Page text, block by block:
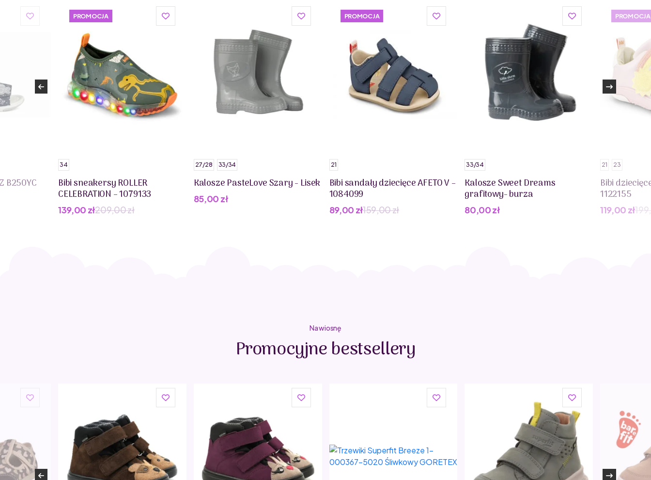
B250YC
PROMOCJA
34
Bibi sneakersy ROLLER
CELEBRATION – 1079133
209,00zł
Pierwotna
139,00 zł
Aktualna
27/28 33/34
Kalosze PasteLove Szary - Lisek
85,00 zł
PROMOCJA
21
Bibi sandały dziecięce AFETO V –
1084099
159,00zł
Pierwotna
89,00 zł
Aktualna
33/34
Kalosze Sweet Dreams
grafitowy- burza
80,00zł
PROMOCJA
21 23
Bibi
1122155
Pierwotna
119,00 zł
Aktualna
Na wiosnę
Promocyjne bestsellery